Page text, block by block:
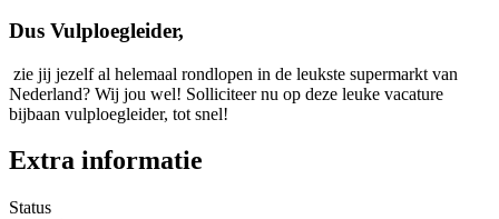
Dus Vulploegleider,
zie jij jezelf al helemaal rondlopen in de leukste supermarkt van
Nederland? Wij jou wel! Solliciteer nu op deze leuke vacature
bijbaan vulploegleider, tot snel!
Extra informatie
Status